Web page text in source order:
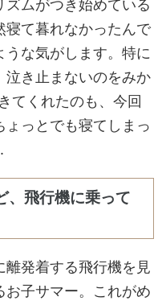
ムがつき始めている
寝て暮れなかったんで
な気がします。特に
泣き止まないのをみか
てくれたのも、今回
っとでも寝てしまっ
、飛行機に乗って
発着する飛行機を見
お子サマー。これがめ